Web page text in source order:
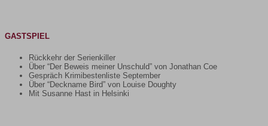
GASTSPIEL
Rückkehr der Serienkiller
Über “Der Beweis meiner Unschuld” von Jonathan Coe
Gespräch Krimibestenliste September
Über “Deckname Bird” von Louise Doughty
Mit Susanne Hast in Helsinki